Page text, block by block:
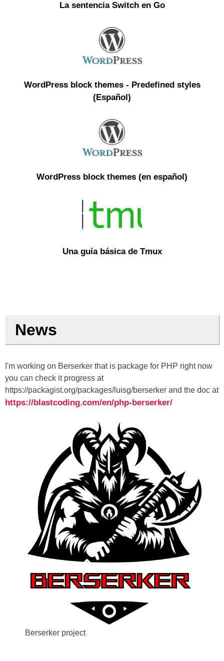
La sentencia Switch en Go
WordPress block themes - Predefined styles
(Español)
WordPress block themes (en español)
Una guía básica de Tmux
News
I'm working on Berserker that is package for PHP right now
you can check it progress at
https://packagist.org/packages/luisg/berserker and the doc at
https://blastcoding.com/en/php-berserker/
Berserker project